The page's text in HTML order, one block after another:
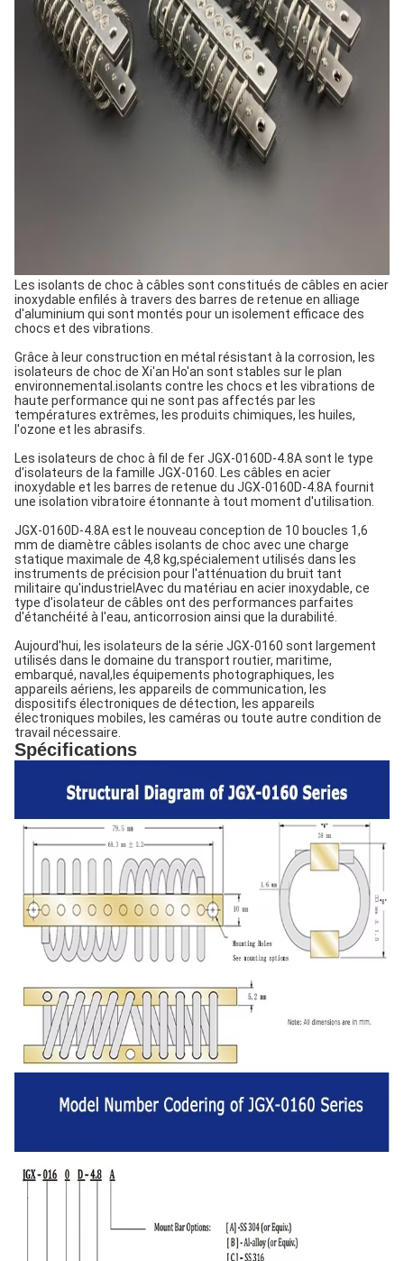
Les isolants de choc à câbles sont constitués de câbles en acier
inoxydable enfilés à travers des barres de retenue en alliage
d'aluminium qui sont montés pour un isolement efficace des
chocs et des vibrations.
Grâce à leur construction en métal résistant à la corrosion, les
isolateurs de choc de Xi'an Ho'an sont stables sur le plan
environnemental. isolants contre les chocs et les vibrations de
haute performance qui ne sont pas affectés par les
températures extrêmes, les produits chimiques, les huiles,
l'ozone et les abrasifs.
Les isolateurs de choc à fil de fer JGX-0160D-4.8A sont le type
d'isolateurs de la famille JGX-0160. Les câbles en acier
inoxydable et les barres de retenue du JGX-0160D-4.8A fournit
une isolation vibratoire étonnante à tout moment d'utilisation.
JGX-0160D-4.8A est le nouveau conception de 10 boucles 1,6
mm de diamètre câbles isolants de choc avec une charge
statique maximale de 4,8 kg,spécialement utilisés dans les
instruments de précision pour l'atténuation du bruit tant
militaire qu'industrielAvec du matériau en acier inoxydable, ce
type d'isolateur de câbles ont des performances parfaites
d'étanchéité à l'eau, anticorrosion ainsi que la durabilité.
Aujourd'hui, les isolateurs de la série JGX-0160 sont largement
utilisés dans le domaine du transport routier, maritime,
embarqué, naval, les équipements photographiques, les
appareils aériens, les appareils de communication, les
dispositifs électroniques de détection, les appareils
électroniques mobiles, les caméras ou toute autre condition de
travail nécessaire.
Spécifications